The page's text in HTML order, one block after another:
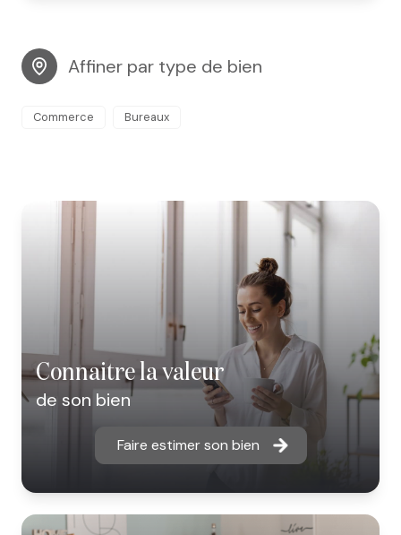
Affiner par type de bien
Commerce Bureaux
connaitre la valeur
de son bien
Faire estimer son bien